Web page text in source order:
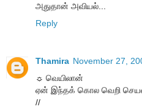
அதுதான் அவியல்...
Reply
Thamira November 27,
☼ வெயிலான்
ஏன் இந்தக் கொல வெறி
//